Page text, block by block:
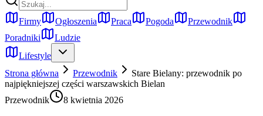
Firmy Ogłoszenia Praca Pogoda
Przewodnik
Poradniki
Ludzie
Lifestyle
Strona główna
Przewodnik
Stare Bielany: przewodnik po
najpiękniejszej części warszawskich Bielan
Przewodnik
8 kwietnia 2026